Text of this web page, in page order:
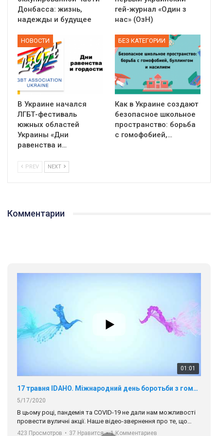
Донбасса: жизнь,
надежды и будущее
гей-журнал «Один з
нас» (ОзН)
НОВОСТИ
В Украине начался
ЛГБТ-фестиваль
южных областей
Украины «Дни
равенства и…
БЕЗ КАТЕГОРИИ
Как в Украине создают
безопасное школьное
пространство: борьба
с гомофобией,…
PREV NEXT
Комментарии
01:01
17 травня IDAHO. Міжнародний день боротьби з гомофобією трансфобією і біфобія.
5/17/2020
В цьому році, пандемія та COVІD-19 не дали нам можливості
провести вуличні акції. Наше відео-звернення про те, що
навіть коли ми у різних містах та не можемо зустрінеться, ми
423 Просмотров • 37 Нравится • 1 Комментариев